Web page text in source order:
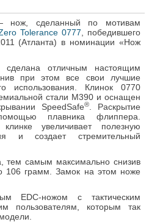
нож, сделанный по мотивам
Tolerance 0777 , победившего
(Атланта) в номинации «Нож
отличным настоящим
при этом все свои лучшие
использования. Клинок 0770
стали M390 и оснащен
SpeedSafe®. Раскрытие
плавника флиппера.
увеличивает полезную
и создает стремительный
тем самым максимально снизив
106 грамм. Замок на этом ноже
EDC-ножом с тактическим
пользователям, которым так